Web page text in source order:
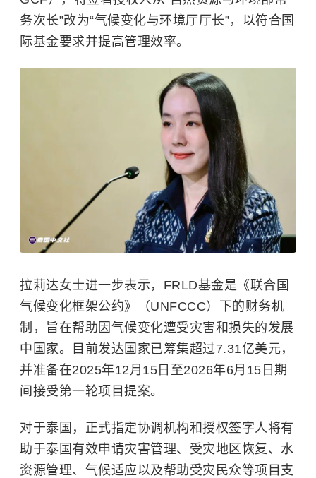
务次长”改为“气候变化与环境厅厅长”，以符合国
际基金要求并提高管理效率。
拉莉达女士进一步表示，FRLD基金是《联合国
气候变化框架公约》（UNFCCC）下的财务机
制，旨在帮助因气候变化遭受灾害和损失的发展
中国家。目前发达国家已筹集超过7.31亿美元，
并准备在2025年12月15日至2026年6月15日期
间接受第一轮项目提案。
对于泰国，正式指定协调机构和授权签字人将有
助于泰国有效申请灾害管理、受灾地区恢复、水
资源管理、气候适应以及帮助受灾民众等项目支